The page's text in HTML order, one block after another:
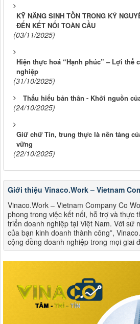
KỸ NĂNG SINH TỒN TRONG KỶ
ĐẾN KẾT NỐI TOÀN CẦU
(03/11/2025)
Hiện thực hoá “Hạnh phúc” – Lợi thế
nghiệp
(31/10/2025)
Thấu hiểu bản thân - Khởi nguồn
(24/10/2025)
Giữ chữ Tín, trung thực là nền tảng
vững
(22/10/2025)
Giới thiệu Vinaco.Work – Vietnam
Vinaco.Work – Vietnam Company Co
phong trong việc kết nối, hỗ trợ và thực
triển doanh nghiệp tại Việt Nam. Với sứ
của bạn kinh doanh thành công”,
cộng đồng doanh nghiệp trong mọi giai